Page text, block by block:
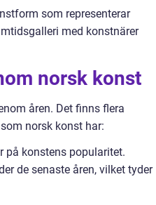
som representerar
med konstnärer
norsk konst
åren. Det finns flera
norsk konst har:
på konstens popularitet.
de senaste åren, vilket tyder